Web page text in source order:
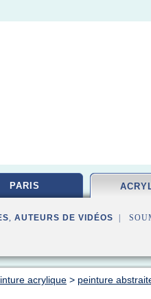
PARIS
, AUTEURS DE VIDÉOS |
acrylique > peinture